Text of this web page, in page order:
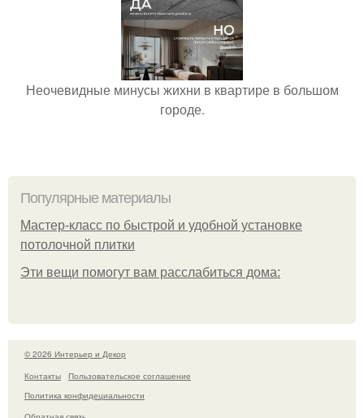
Неочевидные минусы жихни в квартире в большом
городе.
Популярные материалы
Мастер-класс по быстрой и удобной установке
потолочной плитки
Эти вещи помогут вам расслабиться дома:
© 2026 Интерьер и Декор
Контакты
Пользовательское соглашение
Политика конфидециальности